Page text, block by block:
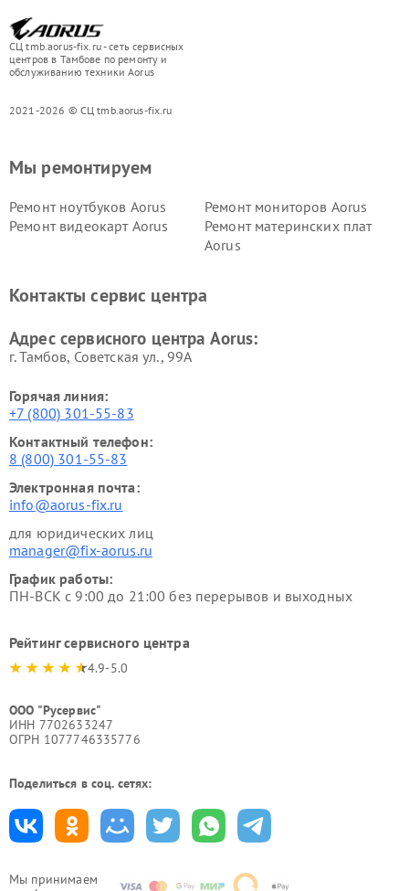
СЦ tmb.aorus-fix.ru - сеть сервисных
центров в Тамбове по ремонту и
обслуживанию техники Aorus
2021-2026 © СЦ tmb.aorus-fix.ru
Мы принимаем
Мы ремонтируем
Ремонт ноутбуков Aorus
Ремонт мониторов Aorus
Ремонт видеокарт Aorus
Ремонт материнских плат
Aorus
Контакты сервис центра
Адрес сервисного центра Aorus:
г. Тамбов, Советская ул., 99А
Горячая линия:
+7 (800) 301-55-83
Контактный телефон:
8 (800) 301-55-83
Электронная почта:
info@aorus-fix.ru
для юридических лиц
manager@fix-aorus.ru
График работы:
ПН-ВСК с 9:00 до 21:00 без перерывов и выходных
Рейтинг сервисного центра
4.9-5.0
ООО "Русервис"
ИНН 7702633247
ОГРН 1077746335776
Поделиться в соц. сетях: